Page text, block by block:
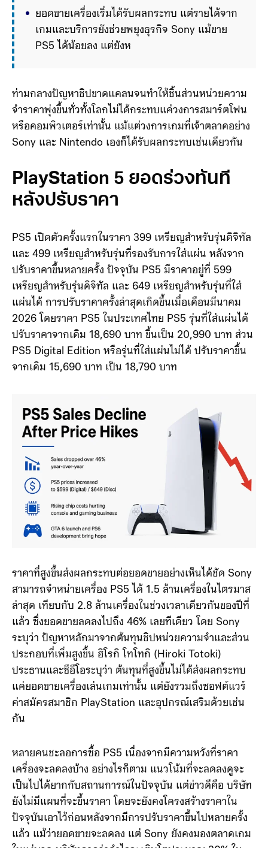
ยอดขายเครื่องเริ่มได้รับผลกระทบ แต่รายได้จาก
เกมและบริการยังช่วยพยุงธุรกิจ Sony แม้ขาย
PS5 ได้น้อยลง แต่ยังหวังรายได้จากซอฟต์แวร์
ท่ามกลางปัญหาชิปขาดแคลนจนทำให้ชิ้นส่วนหน่วยความ
จำราคาพุ่งขึ้นทั่วทั้งโลกไม่ได้กระทบแค่วงการสมาร์ตโฟน
Sony และ Nintendo เองก็ได้รับผลกระทบเช่นเดียวกัน
PlayStation 5 ยอดร่วงทันที
หลังปรับราคา
PS5 เปิดตัวครั้งแรกในราคา 399 เหรียญสำหรับรุ่นดิจิทัล
และ 499 เหรียญสำหรับรุ่นที่รองรับการใส่แผ่น หลังจาก
ปรับราคาขึ้นหลายครั้ง ปัจจุบัน PS5 มีราคาอยู่ที่ 599
เหรียญสำหรับรุ่นดิจิทัล และ 649 เหรียญสำหรับรุ่นที่ใส่
แผ่นได้ การปรับราคาครั้งล่าสุดเกิดขึ้นเมื่อเดือนมีนาคม
2026 โดยราคา PS5 ในประเทศไทย PS5 รุ่นที่ใส่แผ่นได้
ปรับราคาจากเดิม 18,690 บาท ขึ้นเป็น 20,990 บาท ส่วน
ราคาที่สูงขึ้นส่งผลกระทบต่อยอดขายอย่างเห็นได้ชัด Sony
สามารถจำหน่ายเครื่อง PS5 ได้ 1.5 ล้านเครื่องในไตรมาส
ล่าสุด เทียบกับ 2.8 ล้านเครื่องในช่วงเวลาเดียวกันของปีที่
แล้ว ซึ่งยอดขายลดลงไปถึง 46% เลยทีเดียว โดย Sony
ระบุว่า ปัญหาหลักมาจากต้นทุนชิปหน่วยความจำและส่วน
ประกอบที่เพิ่มสูงขึ้น ฮิโรกิ โทโทกิ (Hiroki Totoki)
ประธานและซีอีโอระบุว่า ต้นทุนที่สูงขึ้นไม่ได้ส่งผลกระทบ
แค่ยอดขายเครื่องเล่นเกมเท่านั้น แต่ยังรวมถึงซอฟต์แวร์
กัน
หลายคนชะลอการซื้อ PS5 เนื่องจากมีความหวังที่ราคา
เครื่องจะลดลงบ้าง อย่างไรก็ตาม แนวโน้มที่จะลดลงดูจะ
เป็นไปได้ยากกับสถานการณ์ในปัจจุบัน แต่ข่าวดีคือ บริษัท
ยังไม่มีแผนที่จะขึ้นราคา โดยจะยังคงโครงสร้างราคาใน